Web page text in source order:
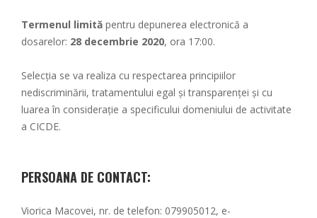
Termenul limită pentru depunerea electronică a
dosarelor: 28 decembrie 2020, ora 17:00.
Selecția se va realiza cu respectarea principiilor
nediscriminării, tratamentului egal și transparenței și cu
luarea în considerație a specificului domeniului de activitate
a CICDE.
PERSOANA DE CONTACT:
Viorica Macovei, nr. de telefon: 079905012, e-